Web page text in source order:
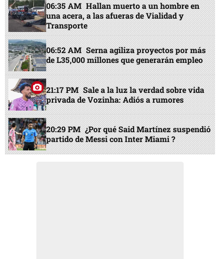
06:35 AM Hallan muerto a un hombre en
una acera, a las afueras de Vialidad y
Transporte
06:52 AM Serna agiliza proyectos por más
de L35,000 millones que generarán empleo
21:17 PM Sale a la luz la verdad sobre vida
privada de Vozinha: Adiós a rumores
20:29 PM ¿Por qué Said Martínez suspendió
partido de Messi con Inter Miami ?